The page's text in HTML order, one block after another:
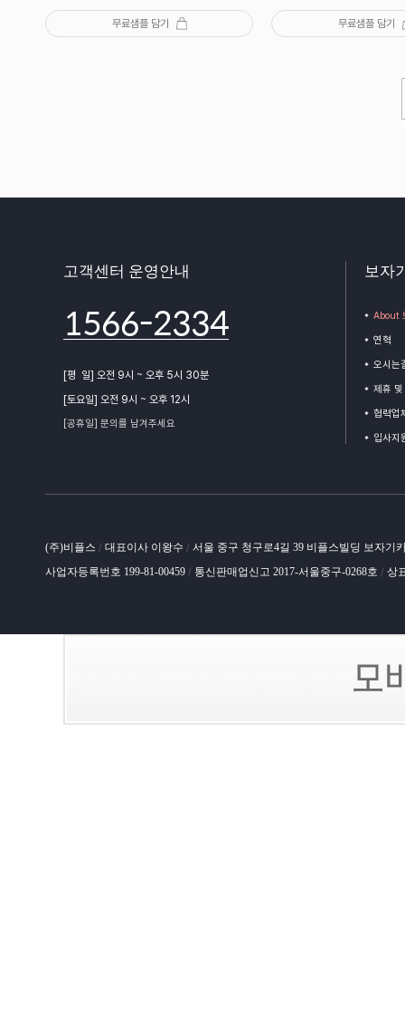
무료샘플 담기 무료샘플 담기
고객센터 운영안내
1566-2334
[평 일] 오전 9시 ~ 오후 5시 30분
[토요일] 오전 9시 ~ 오후 12시
[공휴일] 문의를 남겨주세요
보자
About
연혁
오시는
제휴
협력업
입사지
(주)비플스 / 대표이사 이왕수 / 서울 중구 청구로4길 39 비플스빌딩 보자기
사업자등록번호 199-81-00459 / 통신판매업신고 2017-서울중구-0268호 / 상